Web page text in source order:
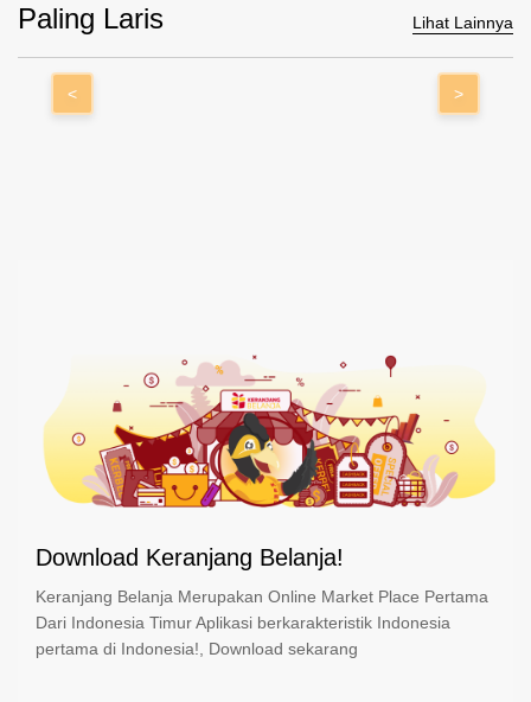
Paling Laris Lihat Lainnya
< >
Download Keranjang Belanja!
Keranjang Belanja Merupakan Online Market Place Pertama
Dari Indonesia Timur Aplikasi berkarakteristik Indonesia
pertama di Indonesia!, Download sekarang